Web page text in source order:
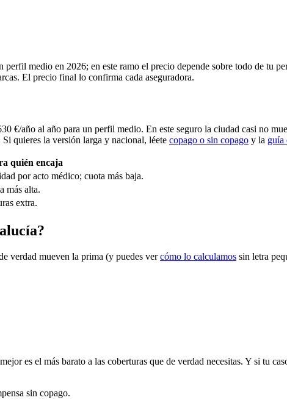
medio en 2026; en este ramo el precio depende sobre todo de tu
El precio final lo confirma cada aseguradora.
€/año al año para un perfil medio. En este seguro la ciudad casi no
quieres la versión larga y nacional, léete copago o sin copago y la guía
quién encaja
por acto médico; cuota más baja.
más alta.
extra.
verdad mueven la prima (y puedes vercómo lo calculamos sin letra
es el más barato a las coberturas que de verdad necesitas. Y si tu
sin copago.